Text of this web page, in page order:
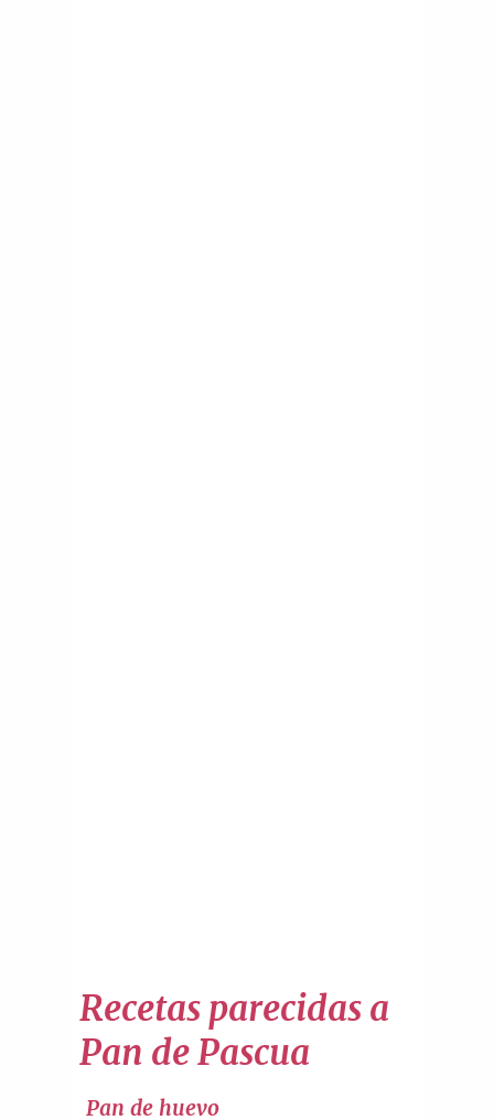
Recetas parecidas a
Pan de Pascua
Pan de huevo